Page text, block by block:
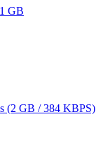
GB
(2 GB / 384 KBPS)